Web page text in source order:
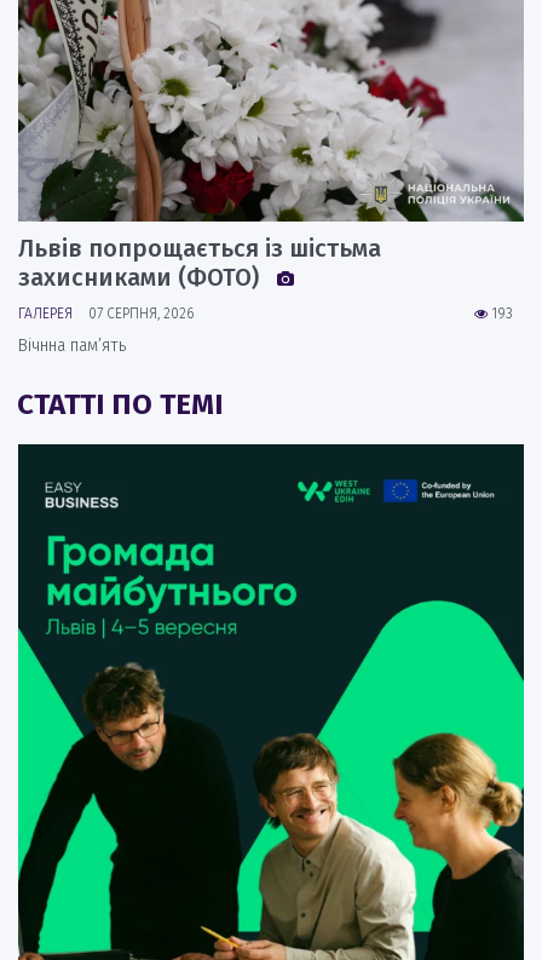
Львів попрощається із шістьма
захисниками (ФОТО)
193
ГАЛЕРЕЯ 07 СЕРПНЯ, 2026
Вічнна пам’ять
СТАТТІ ПО ТЕМІ